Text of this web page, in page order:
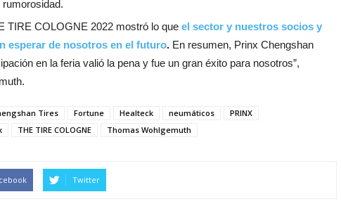
TIRE COLOGNE 2022 mostró lo que el sector y nuestros socios y
esperar de nosotros en el futuro. En resumen, Prinx Chengshan
en la feria valió la pena y fue un gran éxito para nosotros”,
Tires Fortune Healteck neumáticos
PRINX
THE TIRE COLOGNE Thomas Wohlgemuth
Twitter